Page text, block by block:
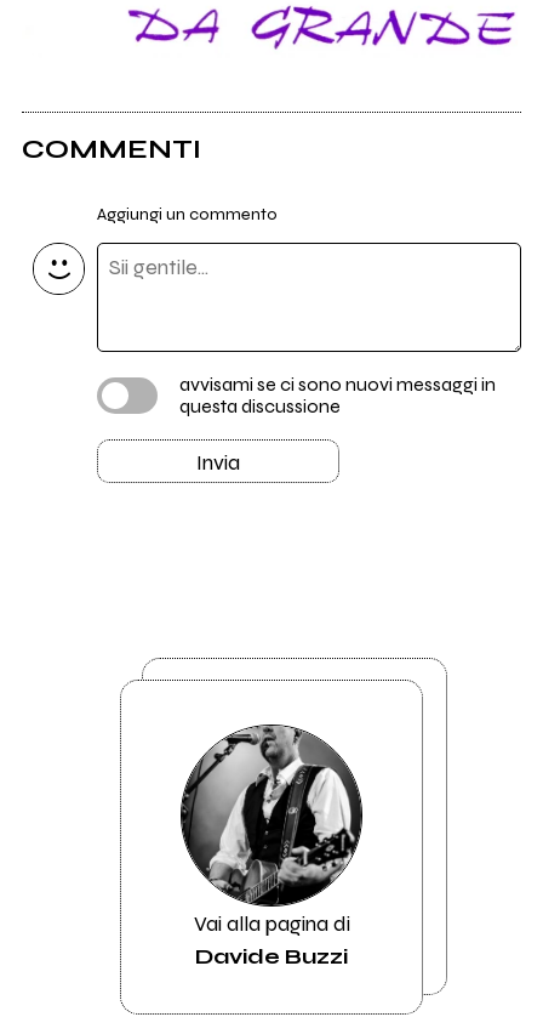
COMMENTI
Aggiungi un commento
avvisami se ci sono nuovi messaggi in
questa discussione
Invia
Vai alla pagina di
Davide Buzzi